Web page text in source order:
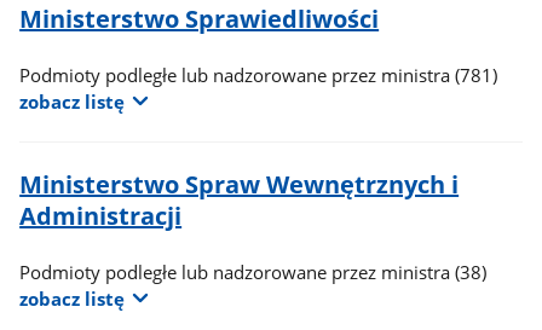
Ministerstwo Sprawiedliwości
Podmioty podległe lub nadzorowane przez ministra(781)
zobacz listę
Ministerstwo Spraw Wewnętrznych i
Administracji
Podmioty podległe lub nadzorowane przez ministra(38)
zobacz listę